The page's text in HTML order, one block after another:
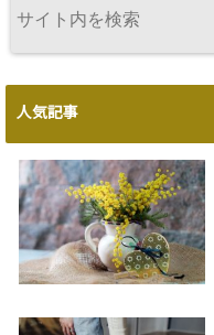
人気記事